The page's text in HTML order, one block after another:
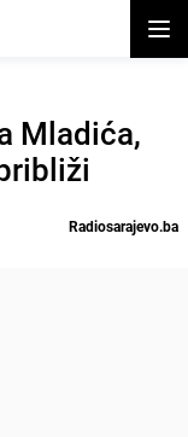
Mladića,
Radiosarajevo.ba